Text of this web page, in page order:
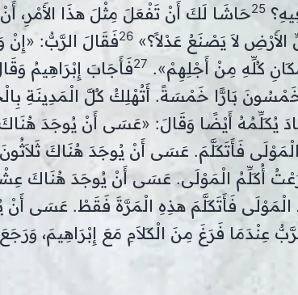
25حَاشَا لَكَ أَنْ تَفْعَلَ مِثْلَ هذَا الأَمْرِ،
الأَرْضِ لاَ يَصْنَعُ عَدْلاً؟»26فَقَالَ الرَّبُّ:
كُلِّهِ مِنْ أَجْلِهِمْ». 27فَأَجَابَ إِبْرَاهِيمُ
بَارًّا خَمْسَةً. أَتُهْلِكُ كُلَّ الْمَدِينَةِ
يُكَلِّمُهُ أَيْضًا وَقَالَ: «عَسَى أَنْ يُوجَدَ هُنَاكَ
فَأَتَكَلَّمَ. عَسَى أَنْ يُوجَدَ هُنَاكَ
أُكَلِّمُ الْمَوْلَى. عَسَى أَنْ يُوجَدَ هُنَاكَ
فَأَتَكَلَّمَ هذِهِ الْمَرَّةَ فَقَطْ. عَسَى
عِنْدَمَا فَرَغَ مِنَ الْكَلاَمِ مَعَ إِبْرَاهِيمَ،